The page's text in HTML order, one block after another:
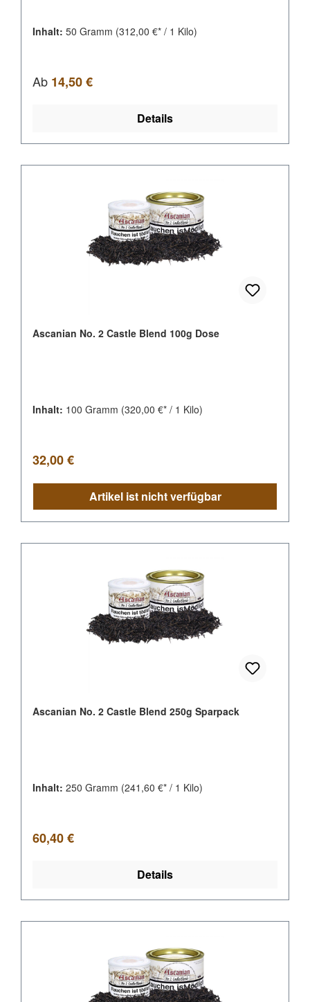
Inhalt: 50 Gramm (312,00 €* / 1 Kilo)
Regulärer Preis:
Ab 14,50 €
Details
Ascanian No. 2 Castle Blend 100g Dose
Inhalt: 100 Gramm (320,00 €* / 1 Kilo)
Regulärer Preis:
32,00 €
Artikel ist nicht verfügbar
Ascanian No. 2 Castle Blend 250g Sparpack
Inhalt: 250 Gramm (241,60 €* / 1 Kilo)
Regulärer Preis:
60,40 €
Details